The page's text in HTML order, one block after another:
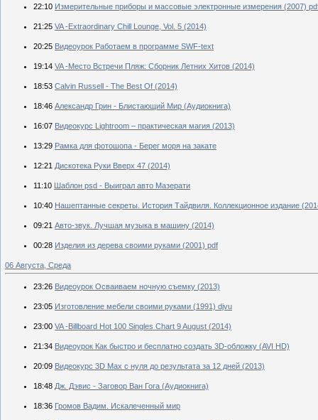
22:10 Измерительные приборы и массовые электронные измерения (2007)
21:25 VA -Extraordinary Chill Lounge, Vol. 5 (2014)
20:25 Видеоурок Работаем в программе SWF-text
19:14 VA -Место Встречи Пляж: Сборник Летних Хитов (2014)
18:53 Calvin Russell - The Best Of (2014)
18:46 Александр Грин - Блистающий Мир (Аудиокнига)
16:07 Видеокурс Lightroom – практическая магия (2013)
13:29 Рамка для фотошопа - Берег моря на закате
12:21 Дискотека Руки Вверх 47 (2014)
11:10 Шаблон psd - Выиграл авто Мазерати
10:40 Нашептанные секреты. История Тайдвиля. Коллекционное издание
09:21 Авто-звук. Лучшая музыка в машину (2014)
00:28 Изделия из дерева своими руками (2001) pdf
06 Августа, Среда
23:26 Видеоурок Осваиваем ночную съемку (2013)
23:05 Изготовление мебели своими руками (1991) djvu
23:00 VA -Billboard Hot 100 Singles Chart 9 August (2014)
21:34 Видеоурок Как быстро и бесплатно создать 3D-обложку (AVI HD)
20:09 Видеокурс 3D Max с нуля до результата за 12 дней (2013)
18:48 Дж. Дэвис - Заговор Ван Гога (Аудиокнига)
18:36 Громов Вадим. Искалеченный мир